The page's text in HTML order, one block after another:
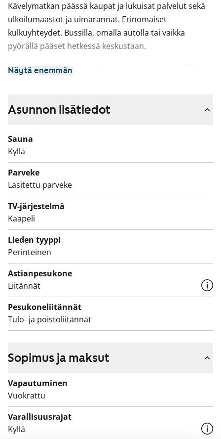
Kävelymatkan päässä kaupat ja lukuisat palvelut sekä
ulkoilumaastot ja uimarannat. Erinomaiset
kulkuyhteydet. Bussilla, omalla autolla tai vaikka
pyörällä pääset hetkessä keskustaan.
Tämä on valtion tukema Varke-asunto (entinen ARA),
sekä asunnon tarpeen syyhyn.
Näytä enemmän
Asunnon lisätiedot
Sauna
Kyllä
Parveke
Lasitettu parveke
TV-järjestelmä
Kaapeli
Lieden tyyppi
Perinteinen
Astianpesukone
Liitännät
Pesukoneliitännät
Tulo- ja poistoliitännät
Sopimus ja maksut
Vapautuminen
Vuokrattu
Varallisuusrajat
Kyllä